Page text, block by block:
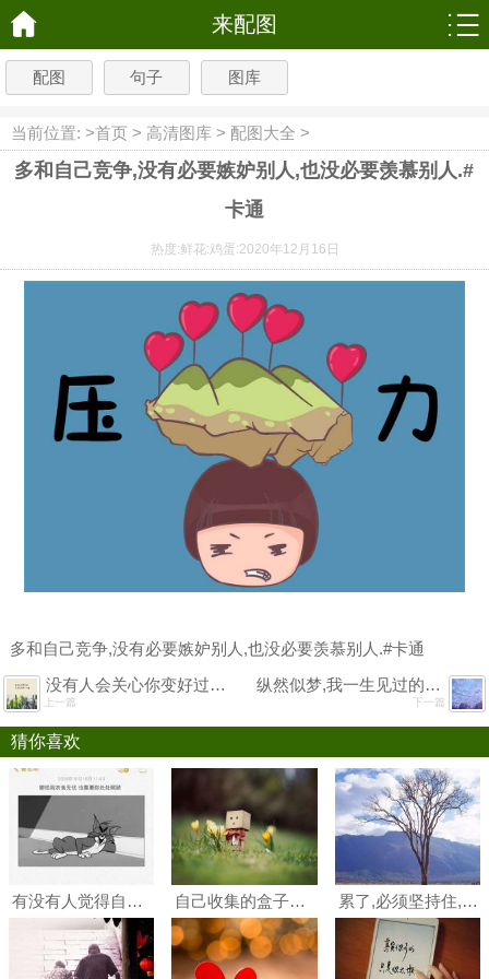
来配图
配图 句子 图库
当前位置: >首页 > 高清图库 > 配图大全 >
多和自己竞争,没有必要嫉妒别人,也没必要羡慕别人.#
卡通
热度:鲜花:鸡蛋:2020年12月16日
多和自己竞争,没有必要嫉妒别人,也没必要羡慕别人.#卡通
没有人会关心你变好过程有多煎熬他们只想知道现在的你是不是足够好#女生#女人#文字控
上一篇
纵然似梦,我一生见过的所有人,没有人争得过朝夕.#女生#女人#二次元#唯美
下一篇
猜你喜欢
有没有人觉得自己很冷漠,对任何人任何事都没有感情,漠不关心.#卡通#文字控 自己收集的盒子人,不知道有没有人喜欢#森系#卡通 累了,必须坚持住, 痛了,必须要忍着, 心里再委屈,也不能逢人就说